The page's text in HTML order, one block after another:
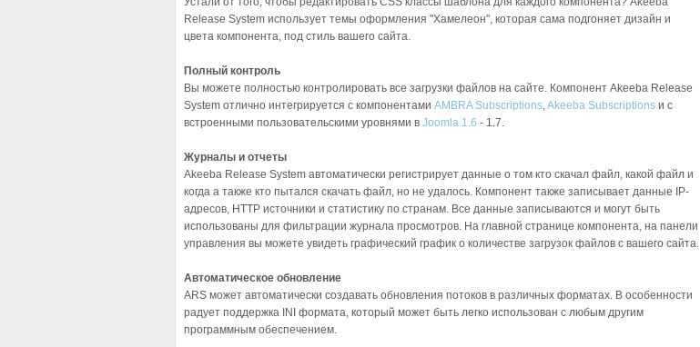
Release System использует темы оформления "Хамелеон", которая сама подгоняет дизайн и
цвета компонента, под стиль вашего сайта.
Полный контроль
Вы можете полностью контролировать все загрузки файлов на сайте. Компонент Akeeba Release
System отлично интегрируется с компонентами AMBRA Subscriptions,Akeeba Subscriptions и с
встроенными пользовательскими уровнями в Joomla 1.6 - 1.7.
Журналы и отчеты
Akeeba Release System автоматически регистрирует данные о том кто скачал файл, какой файл и
когда а также кто пытался скачать файл, но не удалось. Компонент также записывает данные IP-
адресов, HTTP источники и статистику по странам. Все данные записываются и могут быть
использованы для фильтрации журнала просмотров. На главной странице компонента, на панели
управления вы можете увидеть графический график о количестве загрузок файлов с вашего сайта.
Автоматическое обновление
ARS может автоматически создавать обновления потоков в различных форматах. В особенности
радует поддержка INI формата, который может быть легко использован с любым другим
программным обеспечением.